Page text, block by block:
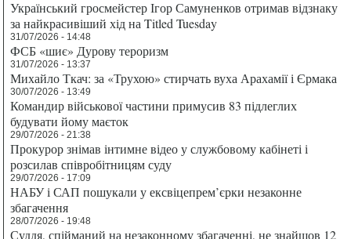
Український гросмейстер Ігор Самуненков отримав відзнаку
за найкрасивіший хід на Titled Tuesday
31/07/2026 - 14:48
ФСБ «шиє» Дурову тероризм
31/07/2026 - 13:37
Михайло Ткач: за «Трухою» стирчать вуха Арахамії і Єрмака
30/07/2026 - 13:49
Командир військової частини примусив 83 підлеглих
будувати йому маєток
29/07/2026 - 21:38
Прокурор знімав інтимне відео у службовому кабінеті і
розсилав співробітницям суду
29/07/2026 - 17:09
НАБУ і САП пошукали у ексвіцепрем’єрки незаконне
збагачення
28/07/2026 - 19:48
Суддя, спійманий на незаконному збагаченні, не знайшов 12